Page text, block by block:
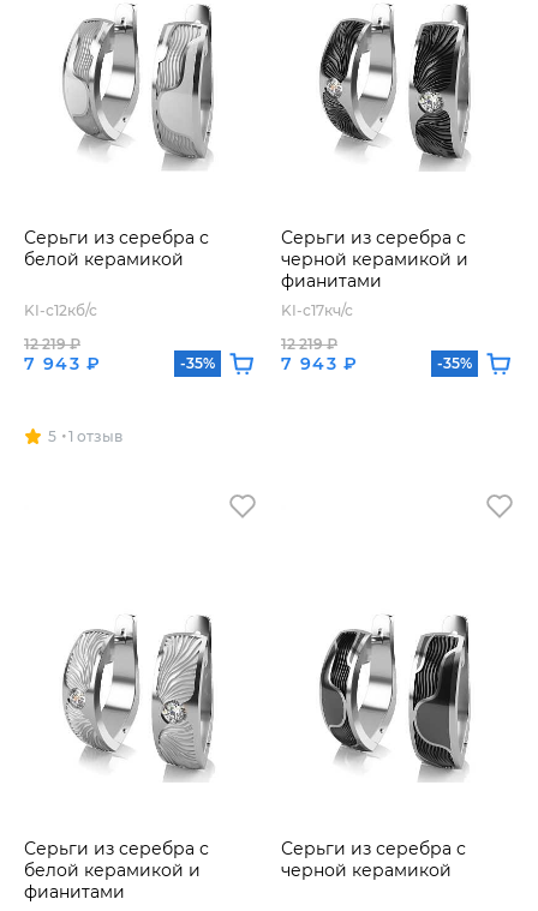
Серьги из серебра с
белой керамикой
KI-с12кб/с
7 943 ₽
12 219 ₽
-35%
5 1 отзыв
Серьги из серебра с
черной керамикой и
фианитами
KI-с17кч/с
7 943 ₽
12 219 ₽
-35%
Серьги из серебра с
белой керамикой и
фианитами
Серьги из серебра с
черной керамикой